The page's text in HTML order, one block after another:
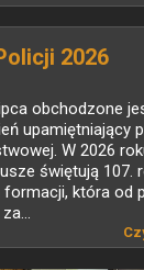
2026
obchodzone
upamiętniający
W 2026
świętują 107.
która od